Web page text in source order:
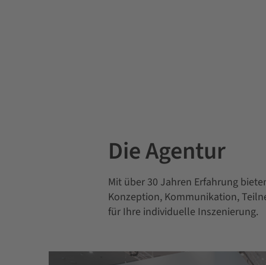
Die Agentur
Mit über 30 Jahren Erfahrung
Konzeption, Kommunikation,
für Ihre individuelle Inszenierung.